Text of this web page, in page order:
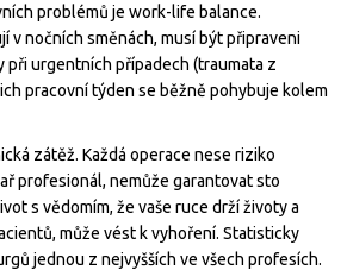
problémů je work-life balance.
v nočních směnách, musí být připraveni
při urgentních případech (traumata z
pracovní týden se běžně pohybuje kolem
zátěž. Každá operace nese riziko
profesionál, nemůže garantovat sto
s vědomím, že vaše ruce drží životy a
může vést k vyhoření. Statisticky
jednou z nejvyšších ve všech profesích.